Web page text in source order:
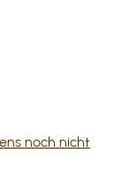
noch nicht